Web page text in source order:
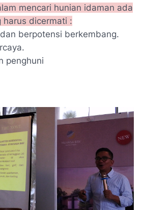
mencari hunian idaman ada
harus dicermati :
berpotensi berkembang.
penghuni